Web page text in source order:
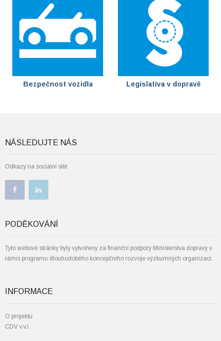
Bezpečnost vozidla Legislativa v dopravě
NÁSLEDUJTE NÁS
Odkazy na sociální sítě
PODĚKOVÁNÍ
Tyto webové stránky byly vytvořeny za finanční podpory Ministerstva dopravy v
rámci programu dlouhodobého koncepčního rozvoje výzkumných organizací.
INFORMACE
O projektu
CDV v.v.i.